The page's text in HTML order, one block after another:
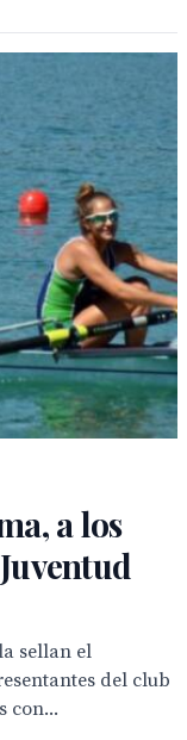
a los
sellan el
del club
con...